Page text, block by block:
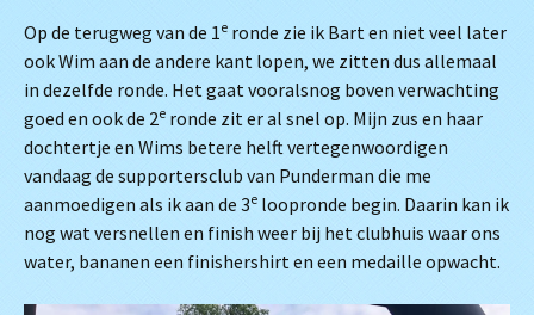
Op de terugweg van de 1e ronde zie ik Bart en niet veel later
ook Wim aan de andere kant lopen, we zitten dus allemaal
in dezelfde ronde. Het gaat vooralsnog boven verwachting
goed en ook de 2e ronde zit er al snel op. Mijn zus en haar
dochtertje en Wims betere helft vertegenwoordigen
vandaag de supportersclub van Punderman die me
aanmoedigen als ik aan de 3e loopronde begin. Daarin kan ik
nog wat versnellen en finish weer bij het clubhuis waar ons
water, bananen een finishershirt en een medaille opwacht.